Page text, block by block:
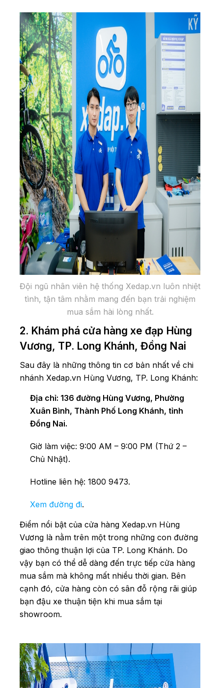
Đội ngũ nhân viên hệ thống Xedap.vn luôn nhiệt
tình, tận tâm nhằm mang đến bạn trải nghiệm
mua sắm hài lòng nhất.
2. Khám phá cửa hàng xe đạp Hùng
Vương, TP. Long Khánh, Đồng Nai
Sau đây là những thông tin cơ bản nhất về chi
nhánh Xedap.vn Hùng Vương, TP. Long Khánh:
Địa chỉ: 136 đường Hùng Vương, Phường
Xuân Bình, Thành Phố Long Khánh, tỉnh
Đồng Nai.
Giờ làm việc: 9:00 AM – 9:00 PM (Thứ 2 –
Chủ Nhật).
Hotline liên hệ: 1800 9473.
Xem đường đi.
Điểm nổi bật của cửa hàng Xedap.vn Hùng
Vương là nằm trên một trong những con đường
giao thông thuận lợi của TP. Long Khánh. Do
vậy bạn có thể dễ dàng đến trực tiếp cửa hàng
mua sắm mà không mất nhiều thời gian. Bên
cạnh đó, cửa hàng còn có sân đỗ rộng rãi giúp
bạn đậu xe thuận tiện khi mua sắm tại
showroom.